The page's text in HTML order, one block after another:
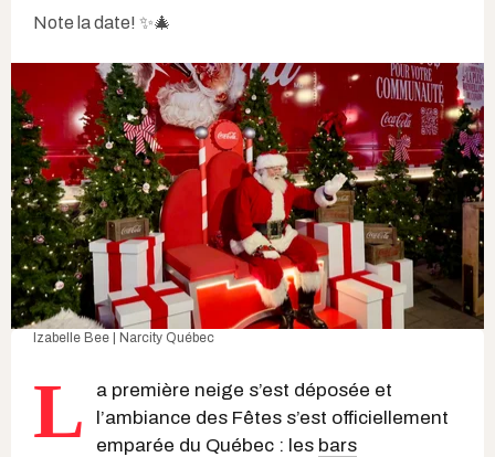
Note la date! ✨🎄
Izabelle Bee | Narcity Québec
L
a première neige s’est déposée et
l’ambiance des Fêtes s’est officiellement
emparée du Québec : les bars